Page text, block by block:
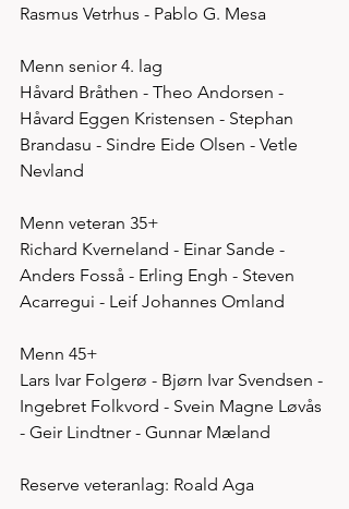
Rasmus Vetrhus - Pablo G. Mesa
Menn senior 4. lag
Håvard Bråthen - Theo Andorsen -
Håvard Eggen Kristensen - Stephan
Brandasu - Sindre Eide Olsen - Vetle
Nevland
Menn veteran 35+
Richard Kverneland - Einar Sande -
Anders Fosså - Erling Engh - Steven
Acarregui - Leif Johannes Omland
Menn 45+
Lars Ivar Folgerø - Bjørn Ivar Svendsen -
Ingebret Folkvord - Svein Magne Løvås
- Geir Lindtner - Gunnar Mæland
Reserve veteranlag: Roald Aga